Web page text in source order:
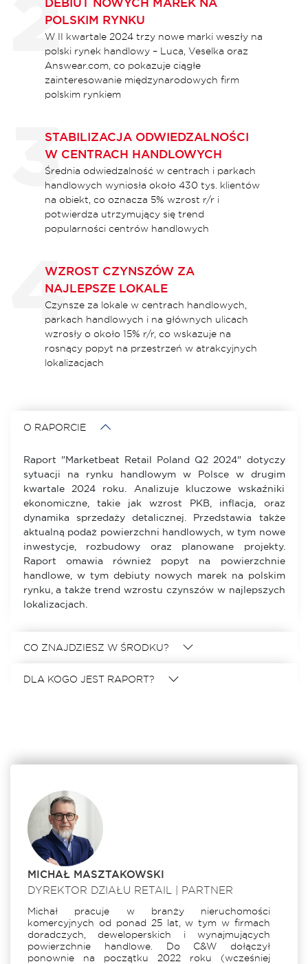
DEBIUT NOWYCH MAREK NA
POLSKIM RYNKU
W II kwartale 2024 trzy nowe marki weszły na
polski rynek handlowy – Luca, Veselka oraz
Answear.com, co pokazuje ciągłe
zainteresowanie międzynarodowych firm
polskim rynkiem​
STABILIZACJA ODWIEDZALNOŚCI
W CENTRACH HANDLOWYCH
Średnia odwiedzalność w centrach i parkach
handlowych wyniosła około 430 tys. klientów
na obiekt, co oznacza 5% wzrost r/r i
potwierdza utrzymujący się trend
popularności centrów handlowych
WZROST CZYNSZÓW ZA
NAJLEPSZE LOKALE
Czynsze za lokale w centrach handlowych,
parkach handlowych i na głównych ulicach
wzrosły o około 15% r/r, co wskazuje na
rosnący popyt na przestrzeń w atrakcyjnych
lokalizacjach​
O RAPORCIE
Raport "Marketbeat Retail Poland Q2 2024" dotyczy
sytuacji na rynku handlowym w Polsce w drugim
kwartale 2024 roku. Analizuje kluczowe wskaźniki
ekonomiczne, takie jak wzrost PKB, inflacja, oraz
dynamika sprzedaży detalicznej. Przedstawia także
aktualną podaż powierzchni handlowych, w tym nowe
inwestycje, rozbudowy oraz planowane projekty.
Raport omawia również popyt na powierzchnie
handlowe, w tym debiuty nowych marek na polskim
rynku, a także trend wzrostu czynszów w najlepszych
lokalizacjach.
CO ZNAJDZIESZ W ŚRODKU?
DLA KOGO JEST RAPORT?
MICHAŁ MASZTAKOWSKI
DYREKTOR DZIAŁU RETAIL | PARTNER
Michał pracuje w branży nieruchomości
komercyjnych od ponad 25 lat, w tym w firmach
doradczych, deweloperskich i wynajmujących
powierzchnie handlowe. Do C&W dołączył
ponownie na początku 2022 roku (wcześniej